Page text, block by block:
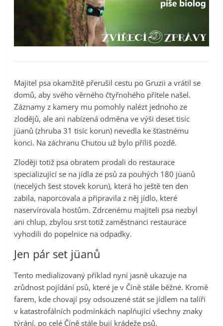
Majitel psa okamžitě přerušil cestu po Gruzii a vrátil se
domů, aby svého věrného čtyřnohého přítele našel.
Záznamy z kamery mu pomohly nalézt jednoho ze
zlodějů, ale ani nabízená odměna ve výši deset tisíc
jüanů (zhruba 31 tisíc korun) nevedla ke šťastnému
konci. Na záchranu Chutou už bylo příliš pozdě.
Zloději totiž psa obratem prodali do restaurace
specializující se na jídla ze psů za pouhých 180 jüanů
(necelých šest stovek korun), která ho ještě ten den
zabila, naporcovala a připravila z něj jídlo, které
naservírovala hostům. Zdrcenému majiteli psa nezbyl
ani chlup, zbylou srst totiž zaměstnanci restaurace
vyhodili do popelnice na odpadky.
Jen pár set jüanů
Tento medializovaný příklad nyní jasně ukazuje na
zrůdnost pojídání psů, které je v Číně stále běžné. Kromě
farem, kde chovají psy odsouzené stát se jídlem na talíři
v katastrofálních podmínkách naplňující všechny znaky
týrání, po celé Číně stále bují krádeže psů.